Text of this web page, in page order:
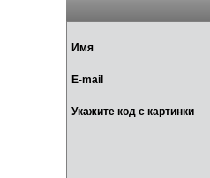
Имя
E-mail
Укажите код с картинки